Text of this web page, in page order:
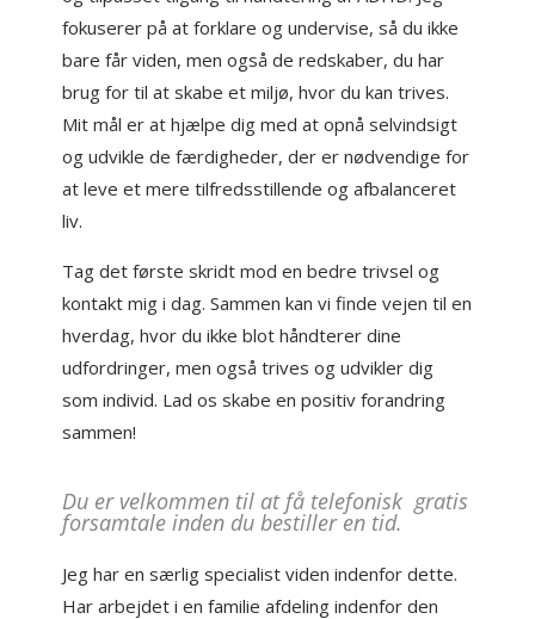
fokuserer på at forklare og undervise, så du ikke
bare får viden, men også de redskaber, du har
brug for til at skabe et miljø, hvor du kan trives.
Mit mål er at hjælpe dig med at opnå selvindsigt
og udvikle de færdigheder, der er nødvendige for
at leve et mere tilfredsstillende og afbalanceret
liv.
Tag det første skridt mod en bedre trivsel og
kontakt mig i dag. Sammen kan vi finde vejen til en
hverdag, hvor du ikke blot håndterer dine
udfordringer, men også trives og udvikler dig
som individ. Lad os skabe en positiv forandring
sammen!
Du er velkommen til at få telefonisk gratis
forsamtale inden du bestiller en tid.
Jeg har en særlig specialist viden indenfor dette.
Har arbejdet i en familie afdeling indenfor den